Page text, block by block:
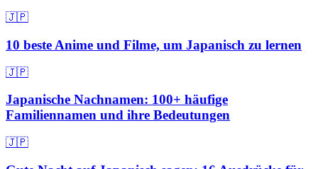
🇯🇵
10 beste Anime und Filme, um Japanisch zu lernen
🇯🇵
Japanische Nachnamen: 100+ häufige
Familiennamen und ihre Bedeutungen
🇯🇵